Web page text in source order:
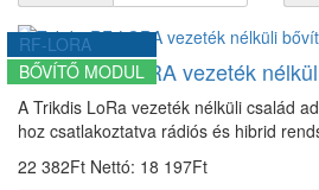
RF-LORA
BŐVÍTŐ MODUL
Trikdis RF-LORA vezeték
A Trikdis LoRa vezeték nélküli család
hoz csatlakoztatva rádiós és hibrid
22 382Ft Nettó: 18 197Ft